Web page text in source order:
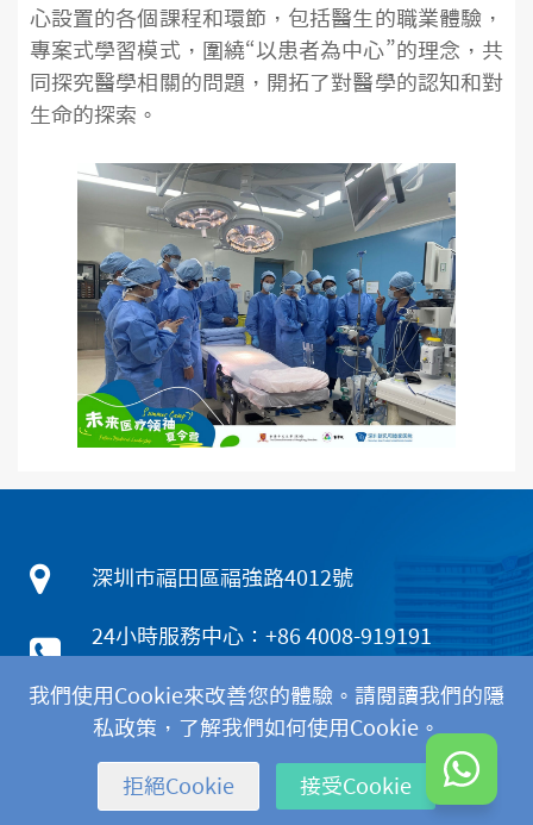
我們使用Cookie來改善您的體驗。請閱讀我們的隱
私政策，了解我們如何使用Cookie。
拒絕Cookie 接受Cookie
心設置的各個課程和環節，包括醫生的職業體驗，
專案式學習模式，圍繞“以患者為中心”的理念，共
同探究醫學相關的問題，開拓了對醫學的認知和對
生命的探索。
深圳市福田區福強路4012號
24小時服務中心：+86 4008-919191
WhatsApp：+852 6672 3463
隱私政策 | 免責聲明 | Cookies政策 |